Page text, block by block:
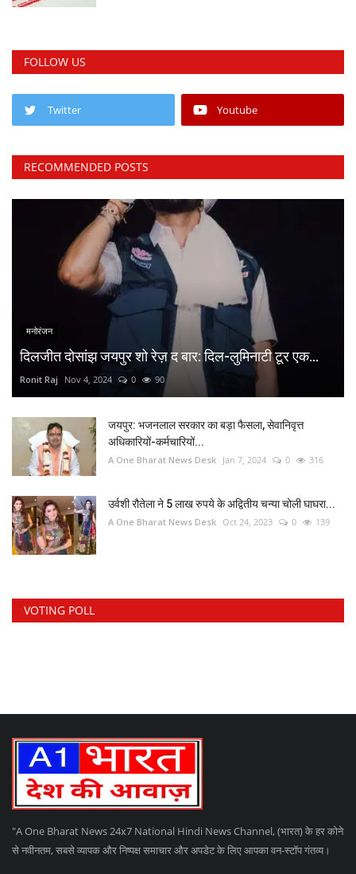
FOLLOW US
Twitter Youtube
RECOMMENDED POSTS
मनोरंजन
दिलजीत दोसांझ जयपुर शो रेज़ द बार: दिल-लुमिनाटी टूर एक...
Ronit Raj Nov 4, 2024 0 90
जयपुर: भजनलाल सरकार का बड़ा फैसला, सेवानिवृत्त
अधिकारियों-कर्मचारियों...
A One Bharat News Desk Jan 7, 2024 0 316
उर्वशी रौतेला ने 5 लाख रुपये के अद्वितीय चन्या चोली घाघरा...
A One Bharat News Desk Oct 24, 2023 0 139
VOTING POLL
"A One Bharat News 24x7 National Hindi News Channel, (भारत) के हर कोने
से नवीनतम, सबसे व्यापक और निष्पक्ष समाचार और अपडेट के लिए आपका वन-स्टॉप गंतव्य।